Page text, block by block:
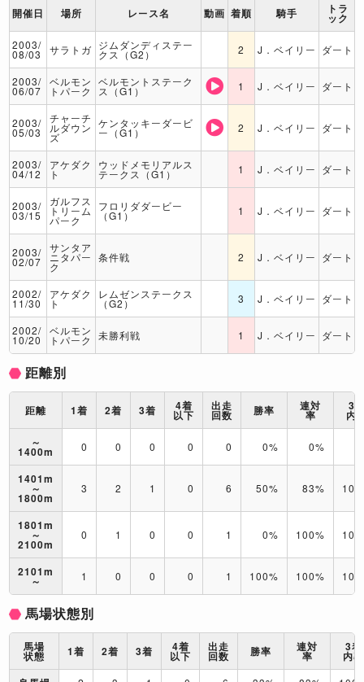
開催日 場所 レース名 動画 着順 騎手 トラ
ック
2003/
08/03 サラトガ ジムダンディステー
クス（G2） 2 J．ベイリー ダート
2003/
06/07
ベルモン
トパーク
ベルモントステーク
ス（G1） 1 J．ベイリー ダート
2003/
05/03
チャーチ
ルダウン
ズ
ケンタッキーダービ
ー（G1） 2 J．ベイリー ダート
2003/
04/12
アケダク
ト
ウッドメモリアルス
テークス（G1） 1 J．ベイリー ダート
2003/
03/15
ガルフス
トリーム
パーク
フロリダダービー
（G1） 1 J．ベイリー ダート
2003/
02/07
サンタア
ニタパー
ク
条件戦 2 J．ベイリー ダート
2002/
11/30
アケダク
ト
レムゼンステークス
（G2） 3 J．ベイリー ダート
2002/
10/20
ベルモン
トパーク 未勝利戦 1 J．ベイリー ダート
距離別
距離 1着 2着 3着 4着
以下
出走
回数 勝率 連対
率
3
内
～
1400m 0 0 0 0 0 0% 0%
1401m
～
1800m
3 2 1 0 6 50% 83%
1801m
～
2100m
0 1 0 0 1 0% 100%
2101m
～ 1 0 0 0 1 100% 100%
馬場状態別
馬場
状態 1着 2着 3着 4着
以下
出走
回数 勝率 連対
率
3着
内率